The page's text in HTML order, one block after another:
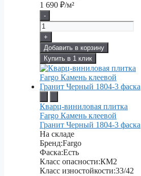
1 690 ₽/м²
-
+
Добавить в корзину
Купить в 1 клик
Кварц-виниловая плитка
Fargo Камень клеевой
Гранит Черный 1804-3 фаска
На складе
Бренд:Fargo
Фаска:Есть
Класс опасности:КМ2
Класс изностойкости:33/42